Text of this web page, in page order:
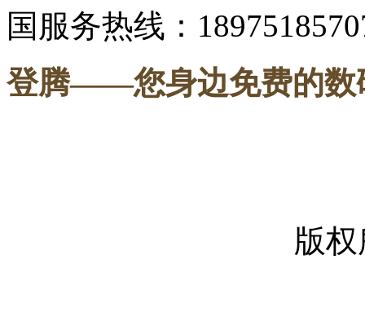
国服务热线：
登腾——您身边免费的数
版